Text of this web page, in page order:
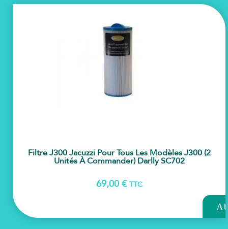
Filtre J300 Jacuzzi Pour Tous Les Modèles J300 (2
Unités À Commander) Darlly SC702
69,00 € TTC